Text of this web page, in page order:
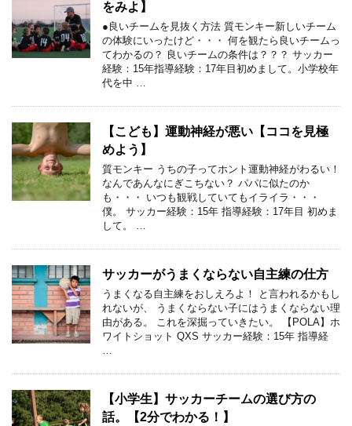
をみよ】
●良いチームを見抜く方法 質モンキー新しいチーム
の体験にいったけど・・・ 何を観たら良いチームっ
てわかるの？ 良いチームの条件は？？？ サッカー
経験：15年指導経験：17年目初めまして。小学校年
代を中 …
【こども】運動神経が悪い【ココを見極
めよう】
質モンキー うちの子ってホント運動神経がわるい！
なんであんなにぎこちない？ パパに似たのか
も・・・ いつも観戦していてもイライラ・・・
僕。 サッカー経験：15年 指導経験：17年目 初めま
して。 …
サッカーがうまくならない自主練の仕方
うまくなる自主練をおしえろよ！ と言われるかもし
れないが、 うまくならない子にはうまくならない理
由がある。 これを深掘っていきたい。 【POLA】ホ
ワイトショット QXS サッカー経験：15年 指導経
…
【小学生】サッカーチームの選び方の
話。【2分でわかる！】